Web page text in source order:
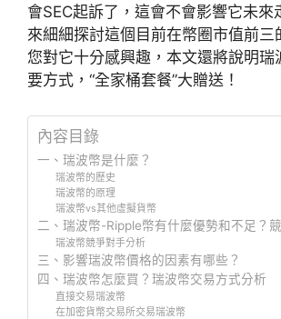
會SEC起訴了，這會不會影響它未來
來細細探討這個目前在幣圈市值前三
您對它十分感興趣，本文還將說明瑞
要方式，“全家桶套餐”大贈送！
內容目錄
一、瑞波幣是什麼？
瑞波幣的歷史
瑞波幣的原理
瑞波幣vs其他虛擬貨幣
二、瑞波幣-Ripple幣有什麼優勢和不足？
瑞波幣競爭對手分析
三、影響瑞波幣價格的因素有哪些？
四、瑞波幣怎麼買？瑞波幣交易方式分析
直接交易瑞波幣
在加密貨幣交易所交易瑞波幣